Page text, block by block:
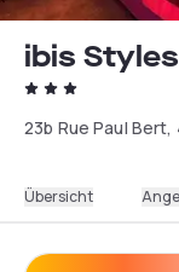
ibis
23b Rue Paul
Übersicht